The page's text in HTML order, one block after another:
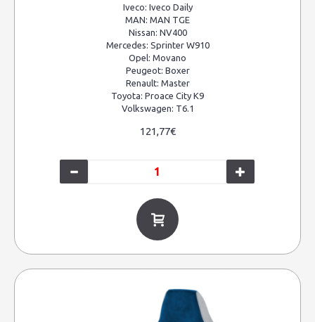
Iveco: Iveco Daily
MAN: MAN TGE
Nissan: NV400
Mercedes: Sprinter W910
Opel: Movano
Peugeot: Boxer
Renault: Master
Toyota: Proace City K9
Volkswagen: T6.1
121,77€